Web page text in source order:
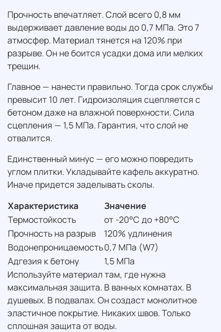
Прочность впечатляет. Слой всего 0,8 мм
выдерживает давление воды до 0,7 МПа. Это 7
атмосфер. Материал тянется на 120% при
разрыве. Он не боится усадки дома или мелких
трещин.
Главное — нанести правильно. Тогда срок службы
превысит 10 лет. Гидроизоляция сцепляется с
бетоном даже на влажной поверхности. Сила
сцепления — 1,5 МПа. Гарантия, что слой не
отвалится.
Единственный минус — его можно повредить
углом плитки. Укладывайте кафель аккуратно.
Иначе придется заделывать сколы.
Характеристика
Значение
Термостойкость
от -20°C до +80°C
Прочность на разрыв
120% удлинения
Водонепроницаемость0,7 МПа (W7)
Адгезия к бетону
1,5 МПа
Используйте материал там, где нужна
максимальная защита. В ванных комнатах. В
душевых. В подвалах. Он создаст монолитное
эластичное покрытие. Никаких швов. Только
сплошная защита от воды.